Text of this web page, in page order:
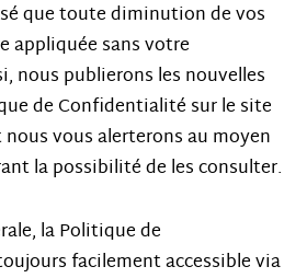
que toute diminution de vos
appliquée sans votre
nous publierons les nouvelles
de Confidentialité sur le site
vous alerterons au moyen
la possibilité de les consulter.
la Politique de
facilement accessible via